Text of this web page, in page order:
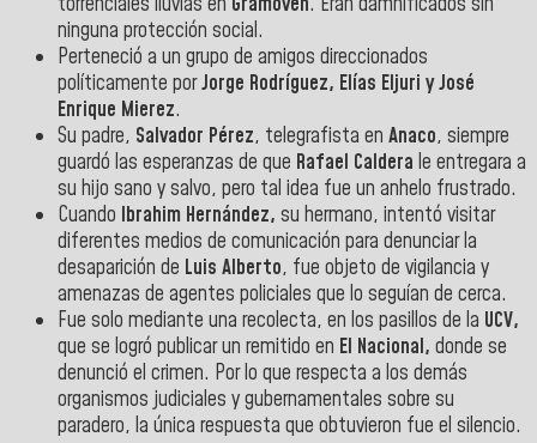
ninguna protección social.
Perteneció a un grupo de amigos direccionados
políticamente porJorge Rodríguez, Elías Eljuri y José
Enrique Mierez.
Su padre, Salvador Pérez, telegrafista en Anaco, siempre
guardó las esperanzas de que Rafael Caldera le entregara a
su hijo sano y salvo, pero tal idea fue un anhelo frustrado.
Cuando Ibrahim Hernández, su hermano, intentó visitar
diferentes medios de comunicación para denunciar la
desaparición de Luis Alberto, fue objeto de vigilancia y
amenazas de agentes policiales que lo seguían de cerca.
Fue solo mediante una recolecta, en los pasillos de la UCV,
que se logró publicar un remitido en El Nacional, donde se
denunció el crimen. Por lo que respecta a los demás
organismos judiciales y gubernamentales sobre su
paradero, la única respuesta que obtuvieron fue el silencio.